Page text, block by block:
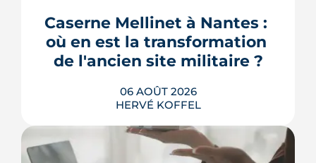
Caserne Mellinet à Nantes :
où en est la transformation
de l'ancien site militaire ?
06 AOÛT 2026
HERVÉ KOFFEL